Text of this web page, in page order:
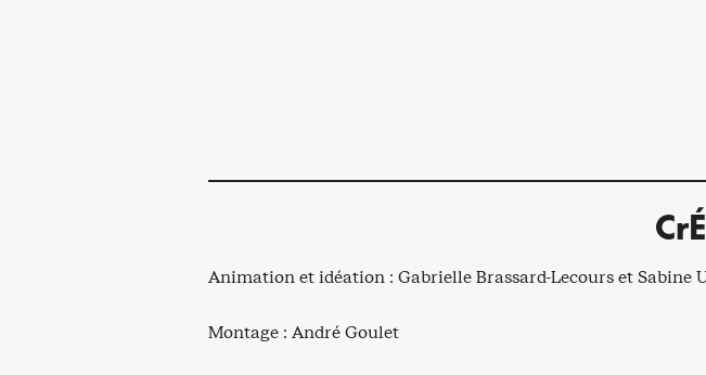
Animation et idéation : Gabrielle Brassard-Lecours et Sabine
Montage : André Goulet